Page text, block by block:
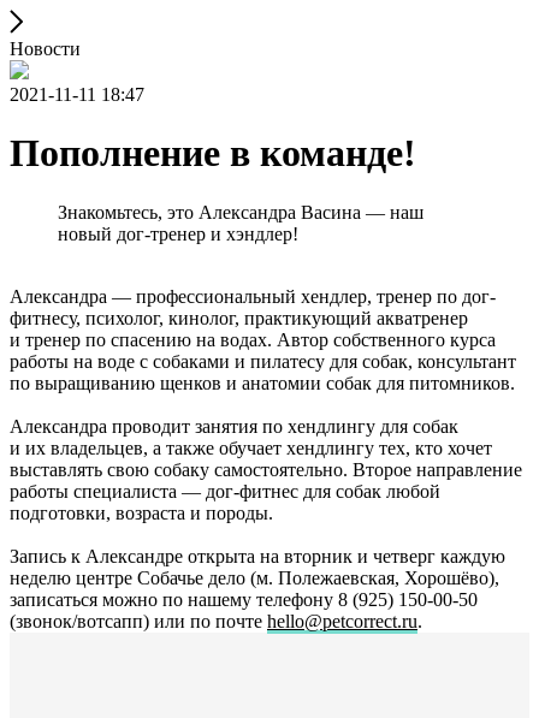
Новости
2021-11-11 18:47
Пополнение в команде!
Знакомьтесь, это Александра Васина — наш
новый дог-тренер и хэндлер!
Александра — профессиональный хендлер, тренер по дог-
фитнесу, психолог, кинолог, практикующий акватренер
и тренер по спасению на водах. Автор собственного курса
работы на воде с собаками и пилатесу для собак, консультант
по выращиванию щенков и анатомии собак для питомников.
Александра проводит занятия по хендлингу для собак
и их владельцев, а также обучает хендлингу тех, кто хочет
выставлять свою собаку самостоятельно. Второе направление
работы специалиста — дог-фитнес для собак любой
подготовки, возраста и породы.
Запись к Александре открыта на вторник и четверг каждую
неделю центре Собачье дело (м. Полежаевская, Хорошёво),
записаться можно по нашему телефону 8 (925) 150-00-50
(звонок/вотсапп) или по почте hello@petcorrect.ru.